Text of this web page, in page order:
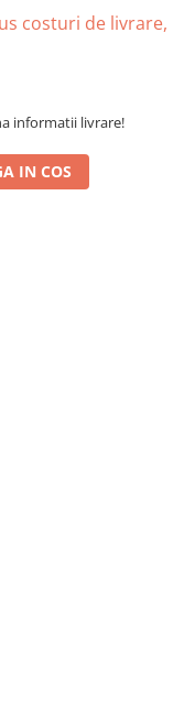
costuri de livrare,
informatii livrare!
IN COS